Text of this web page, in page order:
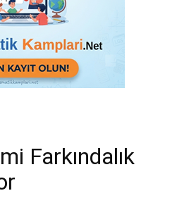
Farkındalık